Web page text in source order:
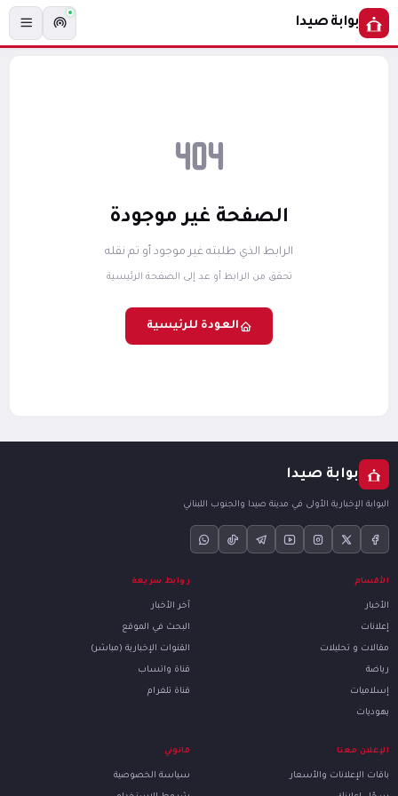
بوابة صيدا
الصفحة غير موجودة
الرابط الذي طلبته غير موجود أو تم نقله
تحقق من الرابط أو عد إلى الصفحة الرئيسية
العودة للرئيسية
بوابة صيدا
البوابة الإخبارية الأولى في مدينة صيدا والجنوب اللبناني
الأقسام
الأخبار
إعلانات
مقالات و تحليلات
رياضة
إسلاميات
يهوديات
روابط سريعة
آخر الأخبار
البحث في الموقع
القنوات الإخبارية (مباشر)
قناة واتساب
قناة تلغرام
الإعلان معنا
باقات الإعلانات والأسعار
قانوني
سياسة الخصوصية